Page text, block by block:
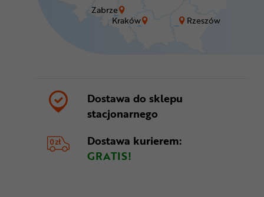
Kraków Rzeszów
Zabrze
Dostawa do sklepu
stacjonarnego
Dostawa kurierem:
GRATIS!